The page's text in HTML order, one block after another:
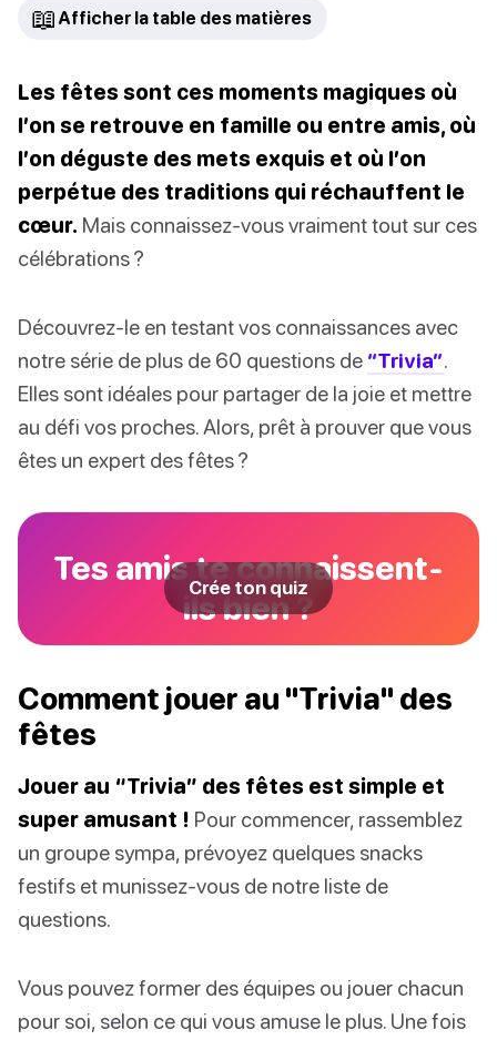
📖 Afficher la table des matières
Les fêtes sont ces moments magiques où
l’on se retrouve en famille ou entre amis, où
l’on déguste des mets exquis et où l’on
perpétue des traditions qui réchauffent le
cœur. Mais connaissez-vous vraiment tout sur ces
célébrations ?
Découvrez-le en testant vos connaissances avec
notre série de plus de 60 questions de “Trivia”.
Elles sont idéales pour partager de la joie et mettre
au défi vos proches. Alors, prêt à prouver que vous
êtes un expert des fêtes ?
Tes amis te connaissent-
ils bien ?
Crée ton quiz
Comment jouer au "Trivia" des
fêtes
Jouer au “Trivia” des fêtes est simple et
super amusant ! Pour commencer, rassemblez
un groupe sympa, prévoyez quelques snacks
festifs et munissez-vous de notre liste de
questions.
Vous pouvez former des équipes ou jouer chacun
pour soi, selon ce qui vous amuse le plus. Une fois